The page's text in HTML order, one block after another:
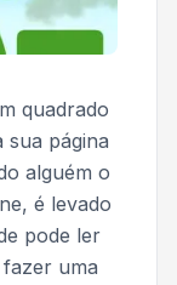
quadrado
sua página
alguém o
é levado
pode ler
uma